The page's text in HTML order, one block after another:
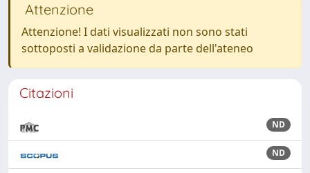
Attenzione
Attenzione! I dati visualizzati non sono stati
sottoposti a validazione da parte dell'ateneo
Citazioni
ND
ND